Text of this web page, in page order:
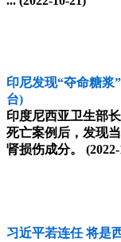
印尼发现“夺命糖浆
台)
印度尼西亚卫生部
死亡案例后，发现
肾损伤成分。
习近平若连任 将是